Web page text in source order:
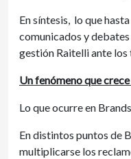
En síntesis, lo que
comunicados y
gestión Raitelli ante los
Un fenómeno que
Lo que ocurre en
En distintos puntos de
multiplicarse los